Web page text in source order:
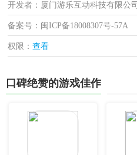
开发者：厦门游乐互动科技有限公司
备案号：闽ICP备18008307号-57A
权限：查看
口碑绝赞的游戏佳作